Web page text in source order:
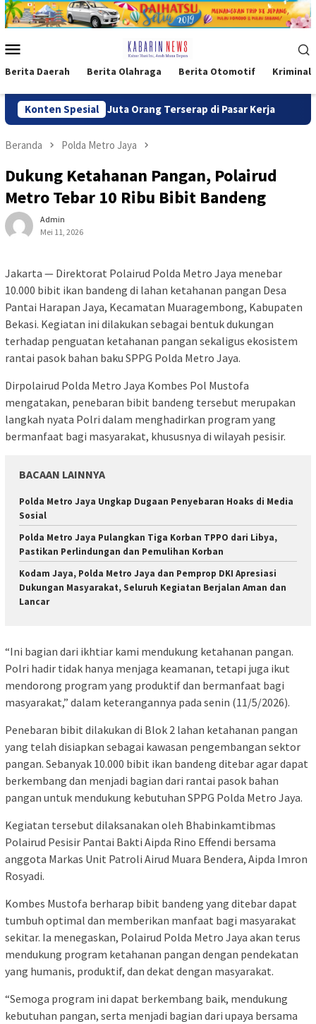
Loncat
ke
Mobile
Berita Daerah Berita Olahraga Berita Otomotif Kriminal
Konten Spesial
Juta Orang Terserap di Pasar Kerja Tindak Lanjut
Beranda Polda Metro Jaya
Dukung Ketahanan Pangan, Polairud
Metro Tebar 10 Ribu Bibit Bandeng
Admin
Mei 11, 2026
Jakarta — Direktorat Polairud Polda Metro Jaya menebar
10.000 bibit ikan bandeng di lahan ketahanan pangan Desa
Pantai Harapan Jaya, Kecamatan Muaragembong, Kabupaten
Bekasi. Kegiatan ini dilakukan sebagai bentuk dukungan
terhadap penguatan ketahanan pangan sekaligus ekosistem
rantai pasok bahan baku SPPG Polda Metro Jaya.
Dirpolairud Polda Metro Jaya Kombes Pol Mustofa
mengatakan, penebaran bibit bandeng tersebut merupakan
langkah nyata Polri dalam menghadirkan program yang
bermanfaat bagi masyarakat, khususnya di wilayah pesisir.
BACAAN LAINNYA
Polda Metro Jaya Ungkap Dugaan Penyebaran Hoaks di Media
Sosial
Polda Metro Jaya Pulangkan Tiga Korban TPPO dari Libya,
Pastikan Perlindungan dan Pemulihan Korban
Kodam Jaya, Polda Metro Jaya dan Pemprop DKI Apresiasi
Dukungan Masyarakat, Seluruh Kegiatan Berjalan Aman dan
Lancar
“Ini bagian dari ikhtiar kami mendukung ketahanan pangan.
Polri hadir tidak hanya menjaga keamanan, tetapi juga ikut
mendorong program yang produktif dan bermanfaat bagi
masyarakat,” dalam keterangannya pada senin (11/5/2026).
Penebaran bibit dilakukan di Blok 2 lahan ketahanan pangan
yang telah disiapkan sebagai kawasan pengembangan sektor
pangan. Sebanyak 10.000 bibit ikan bandeng ditebar agar dapat
berkembang dan menjadi bagian dari rantai pasok bahan
pangan untuk mendukung kebutuhan SPPG Polda Metro Jaya.
Kegiatan tersebut dilaksanakan oleh Bhabinkamtibmas
Polairud Pesisir Pantai Bakti Aipda Rino Effendi bersama
anggota Markas Unit Patroli Airud Muara Bendera, Aipda Imron
Rosyadi.
Kombes Mustofa berharap bibit bandeng yang ditebar dapat
tumbuh optimal dan memberikan manfaat bagi masyarakat
sekitar. Ia menegaskan, Polairud Polda Metro Jaya akan terus
mendukung program ketahanan pangan dengan pendekatan
yang humanis, produktif, dan dekat dengan masyarakat.
“Semoga program ini dapat berkembang baik, mendukung
kebutuhan pangan, serta menjadi bagian dari upaya bersama